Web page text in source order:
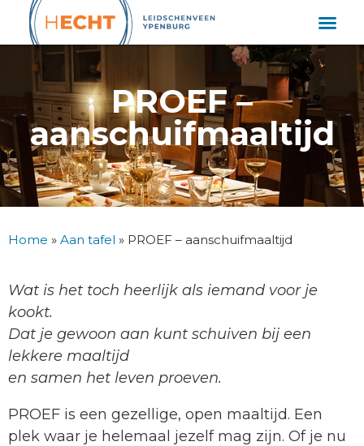
PROEF –
aanschuifmaaltijd
Home » Aan tafel » PROEF – aanschuifmaaltijd
Wat is het toch heerlijk als iemand voor je
kookt.
Dat je gewoon aan kunt schuiven bij een
lekkere maaltijd
en samen het leven proeven.
PROEF is een gezellige, open maaltijd. Een
plek waar je helemaal jezelf mag zijn. Of je nu